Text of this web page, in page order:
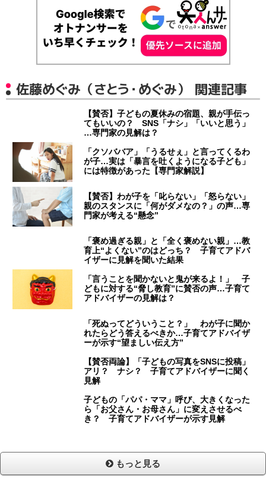
佐藤めぐみ（さとう・めぐみ） 関連記事
【賛否】子どもの夏休みの宿題、親が手伝っ
てもいいの？ SNS「ナシ」「いいと思う」
…専門家の見解は？
「クソババア」「うるせぇ」と言ってくるわ
が子…実は「暴言を吐くようになる子ども」
には特徴があった【専門家解説】
【賛否】わが子を「叱らない」「怒らない」
親のスタンスに「何がダメなの？」の声…専
門家が考える“懸念”
「褒め過ぎる親」と「全く褒めない親」…教
育上“よくない”のはどっち？ 子育てアドバ
イザーに見解を聞いた結果
「言うことを聞かないと鬼が来るよ！」 子
どもに対する“脅し教育”に賛否の声…子育て
アドバイザーの見解は？
「死ぬってどういうこと？」 わが子に聞か
れたらどう答えるべきか…子育てアドバイザ
ーが示す“望ましい伝え方”
【賛否両論】「子どもの写真をSNSに投稿」
アリ？ ナシ？ 子育てアドバイザーに聞く
見解
子どもの「パパ・ママ」呼び、大きくなった
ら「お父さん・お母さん」に変えさせるべ
き？ 子育てアドバイザーが示す見解
もっと見る